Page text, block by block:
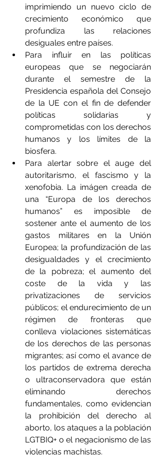
imprimiendo un nuevo ciclo de
crecimiento económico que
profundiza las relaciones
desiguales entre países.
Para influir en las políticas
europeas que se negociarán
durante el semestre de la
Presidencia española del Consejo
de la UE con el fin de defender
políticas solidarias y
comprometidas con los derechos
humanos y los límites de la
biosfera.
Para alertar sobre el auge del
autoritarismo, el fascismo y la
xenofobia. La imágen creada de
una “Europa de los derechos
humanos” es imposible de
sostener ante el aumento de los
gastos militares en la Unión
Europea; la profundización de las
desigualdades y el crecimiento
de la pobreza; el aumento del
coste de la vida y las
privatizaciones de servicios
públicos; el endurecimiento de un
régimen de fronteras que
conlleva violaciones sistemáticas
de los derechos de las personas
migrantes; así como el avance de
los partidos de extrema derecha
o ultraconservadora que están
eliminando derechos
fundamentales, como evidencian
la prohibición del derecho al
aborto, los ataques a la población
LGTBIQ+ o el negacionismo de las
violencias machistas.